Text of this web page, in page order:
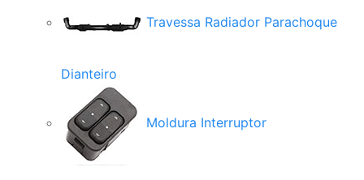
Travessa Radiador Parachoque
Dianteiro
Moldura Interruptor